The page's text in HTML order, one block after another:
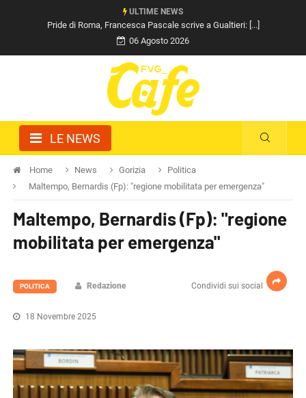
ULTIME NEWS
Pride di Roma, Francesca Pascale scrive a Gualtieri: [...]
06 Agosto 2026
LE NEWS
Home News Gorizia
Politica
Maltempo, Bernardis (Fp): "regione mobilitata per emergenza"
Maltempo, Bernardis (Fp): "regione
mobilitata per emergenza"
Condividi sui social
POLITICA Redazione
18 Novembre 2025